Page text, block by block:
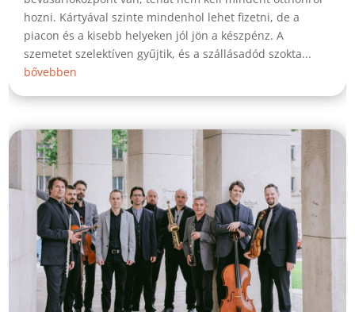
hozni. Kártyával szinte mindenhol lehet fizetni, de a
piacon és a kisebb helyeken jól jön a készpénz. A
szemetet szelektíven gyűjtik, és a szállásadód szokta...
bővebben